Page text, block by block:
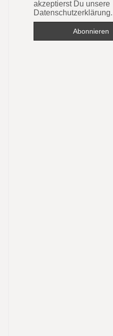
akzeptierst Du unsere
Datenschutzerklärung.